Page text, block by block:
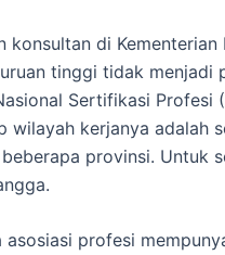
konsultan di
tinggi tidak menjadi
Sertifikasi Profesi
kerjanya adalah
provinsi. Untuk
asosiasi profesi